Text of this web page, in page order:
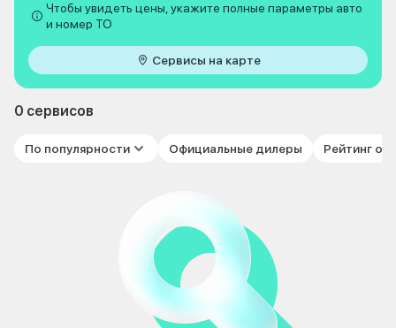
Чтобы увидеть цены, укажите полные параметры авто
и номер ТО
Сервисы на карте
0 сервисов
По популярности Официальные дилеры Рейтинг